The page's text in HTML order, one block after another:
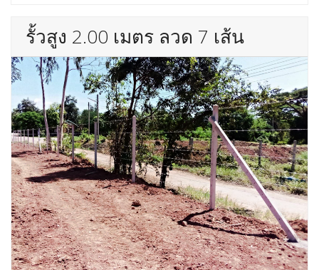
รั้วสูง 2.00 เมตร ลวด 7 เส้น